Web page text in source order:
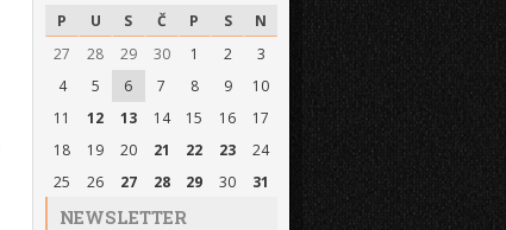
P
U S Č P S
N
27
28 29 30 1 2
3
4
5 6 7 8 9
10
11
12 13 14 15 16
17
18
19 20 21 22 23
24
25
26 27 28 29 30 31
NEWSLETTER